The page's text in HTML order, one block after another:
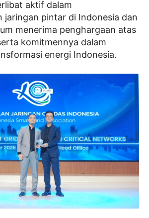
aktif dalam
jaringan pintar di Indonesia dan
menerima penghargaan atas
komitmennya dalam
energi Indonesia.